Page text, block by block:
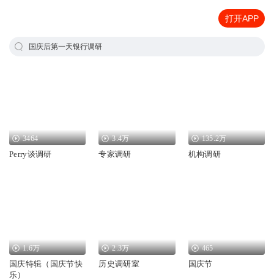
打开APP
国庆后第一天银行调研
3464
Perry谈调研
3.4万
专家调研
135.2万
机构调研
1.6万
国庆特辑（国庆节快
乐）
2.3万
历史调研室
465
国庆节